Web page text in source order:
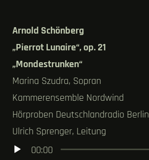
Arnold Schönberg
„Pierrot Lunaire“, op. 21
„Mondestrunken“
Marina Szudra, Sopran
Kammerensemble Nordwind
Hörproben Deutschlandradio Berlin
Ulrich Sprenger, Leitung
Audio-00:00